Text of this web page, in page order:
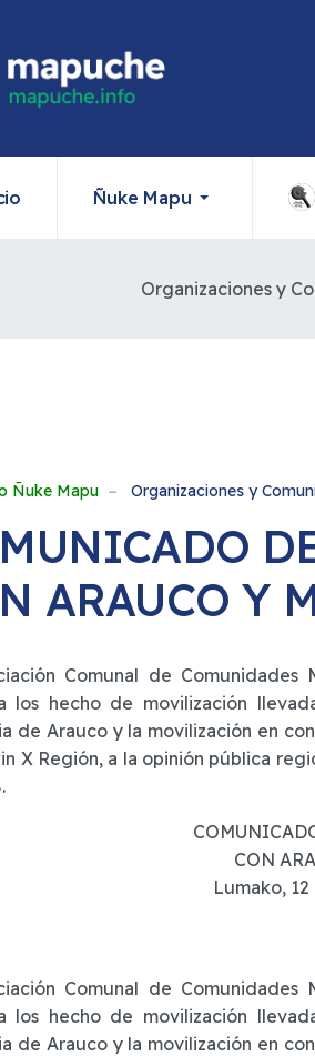
Ñuke Mapu
Organizaciones y
Ñuke Mapu Organizaciones y
ARAUCO Y
Comunal de
los hecho de movilización
de Arauco y la movilización en
X Región, a la opinión pública
CON
Lumako,
Comunal de
los hecho de movilización
de Arauco y la movilización en